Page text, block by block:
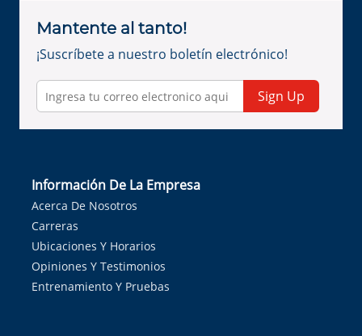
Mantente al tanto!
¡Suscríbete a nuestro boletín electrónico!
Sign Up
Información De La Empresa
Acerca De Nosotros
Carreras
Ubicaciones Y Horarios
Opiniones Y Testimonios
Entrenamiento Y Pruebas